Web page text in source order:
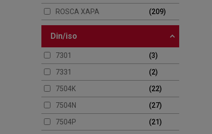
ROSCA XAPA 209
din/iso
7301 3
7331 2
7504K 22
7504N 27
7504P 21